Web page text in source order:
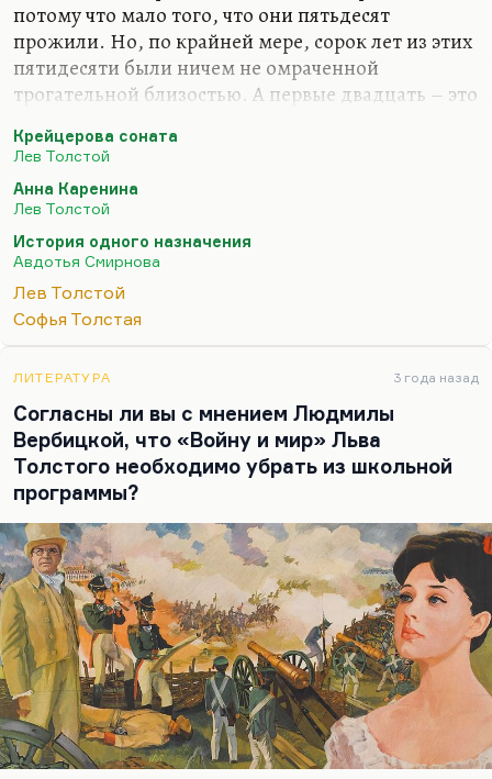
потому что мало того, что они пятьдесят
прожили. Но, по крайней мере, сорок лет из этих
пятидесяти были ничем не омраченной
трогательной близостью. А первые двадцать – это
переписывает ваши неудобочитаемые рукописи,
поводу перестройки управления имением,
заботу о доме, о хозяйстве, – этот брак можно
назвать идеальным. Тем более, что она лучший
его пониматель и лучшая его собеседница.
Толстого подошла Дуня Смирнова в фильме
Крейцерова соната
Лев Толстой
Анна Каренина
Лев Толстой
История одного назначения
Авдотья Смирнова
Лев Толстой
Софья Толстая
ЛИТЕРАТУРА 3 года назад
Согласны ли вы с мнением Людмилы
Вербицкой, что «Войну и мир» Льва
Толстого необходимо убрать из школьной
программы?